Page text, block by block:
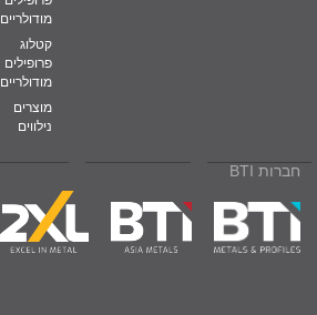
מודולריים
קטלוג
פרופילים
מודולריים
מוצרים
נילווים
חברות BTI